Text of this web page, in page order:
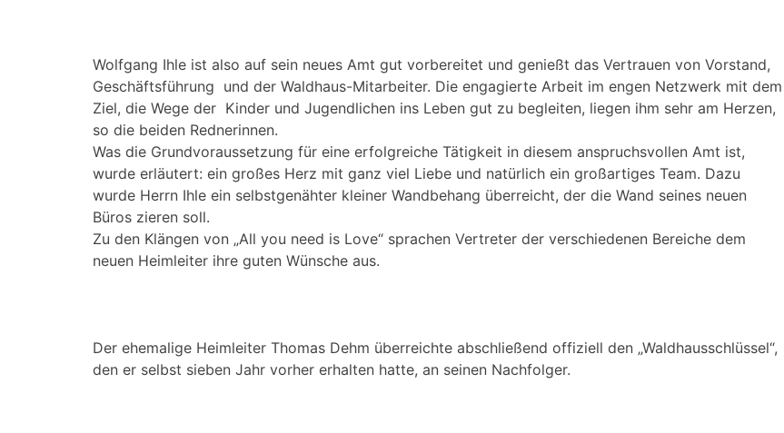
Wolfgang Ihle ist also auf sein neues Amt gut vorbereitet und genießt das Vertrauen von Vorstand,
Geschäftsführung und der Waldhaus-Mitarbeiter. Die engagierte Arbeit im engen Netzwerk mit dem
Ziel, die Wege der Kinder und Jugendlichen ins Leben gut zu begleiten, liegen ihm sehr am Herzen,
so die beiden Rednerinnen.
Was die Grundvoraussetzung für eine erfolgreiche Tätigkeit in diesem anspruchsvollen Amt ist,
wurde erläutert: ein großes Herz mit ganz viel Liebe und natürlich ein großartiges Team. Dazu
wurde Herrn Ihle ein selbstgenähter kleiner Wandbehang überreicht, der die Wand seines neuen
Büros zieren soll.
Zu den Klängen von „All you need is Love“ sprachen Vertreter der verschiedenen Bereiche dem
neuen Heimleiter ihre guten Wünsche aus.
Der ehemalige Heimleiter Thomas Dehm überreichte abschließend offiziell den „Waldhausschlüssel“,
den er selbst sieben Jahr vorher erhalten hatte, an seinen Nachfolger.